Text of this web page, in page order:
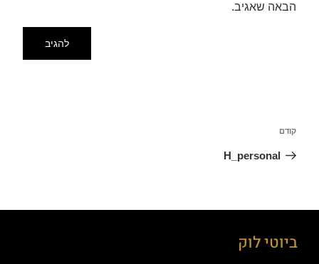
הבאה שאגיב.
קודם
H_personal
ביוטי לוק